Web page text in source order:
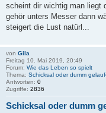
scheint dir wichtig man liegt
gehör unters Messer dann
steigert die Lust natürl...
von Gila
Freitag 10. Mai 2019, 20:49
Forum: Wie das Leben so spielt
Thema: Schicksal oder dumm
Antworten: 0
Zugriffe: 2836
Schicksal oder dumm